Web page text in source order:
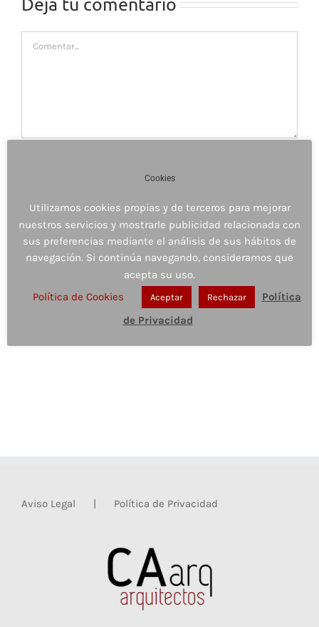
Guardar mi nombre, email y sitio web en este
navegador para la próxima vez que comente.
Aviso Legal Política de Privacidad
Cookies
Utilizamos cookies propias y de terceros para mejorar
nuestros servicios y mostrarle publicidad relacionada con
sus preferencias mediante el análisis de sus hábitos de
navegación. Si continúa navegando, consideramos que
acepta su uso.
Política de Cookies
Aceptar Rechazar
Política
de Privacidad